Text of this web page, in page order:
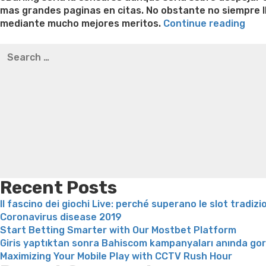
mas grandes paginas en citas. No obstante no
mediante mucho mejores meritos. Continue reading
todo
Bridget everett weight loss
for:
Recent Posts
Il fascino dei giochi Live: perché superano le slot
Coronavirus disease 2019
Start Betting Smarter with Our Mostbet Platform
Giris yaptıktan sonra Bahiscom kampanyaları anında
Maximizing Your Mobile Play with CCTV Rush Hour